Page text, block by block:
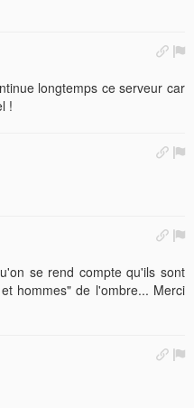
longtemps ce serveur car
!
se rend compte qu'ils sont
hommes" de l'ombre... Merci